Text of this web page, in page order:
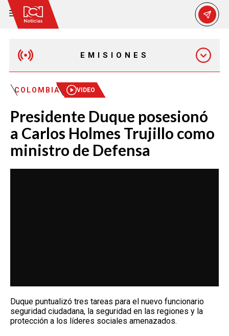
EMISIONES
MAÑANA EXPRESS
EMISIÓN 12:30 PM
EMISIÓN 7:00 PM
COLOMBIA VIDEO
Presidente Duque posesionó
a Carlos Holmes Trujillo como
ministro de Defensa
Duque puntualizó tres tareas para el nuevo funcionario
seguridad ciudadana, la seguridad en las regiones y la
protección a los líderes sociales amenazados.